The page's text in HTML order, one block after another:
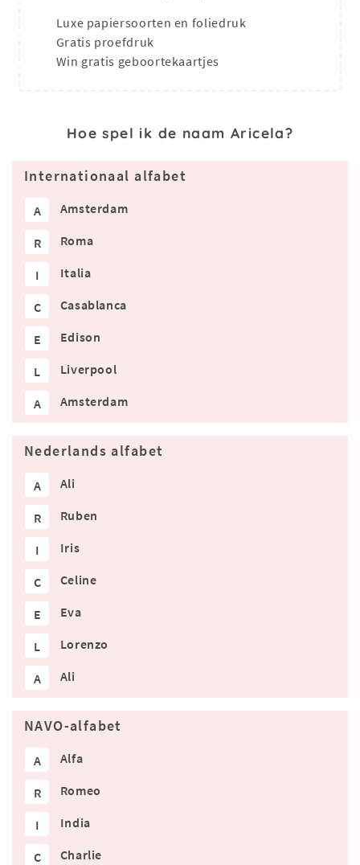
Luxe papiersoorten en foliedruk
Gratis proefdruk
Win gratis geboortekaartjes
Hoe spel ik de naam Aricela?
Internationaal alfabet
A Amsterdam
R Roma
I Italia
C Casablanca
E Edison
L Liverpool
A Amsterdam
Nederlands alfabet
A Ali
R Ruben
I Iris
C Celine
E Eva
L Lorenzo
A Ali
NAVO-alfabet
A Alfa
R Romeo
I India
C Charlie